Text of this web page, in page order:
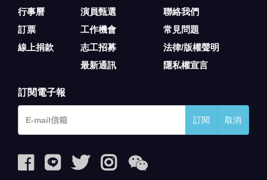
行事曆
訂票
線上捐款
演員甄選
工作機會
志工招募
最新通訊
聯絡我們
常見問題
法律/版權聲明
隱私權宣言
訂閱電子報
訂閱 取消